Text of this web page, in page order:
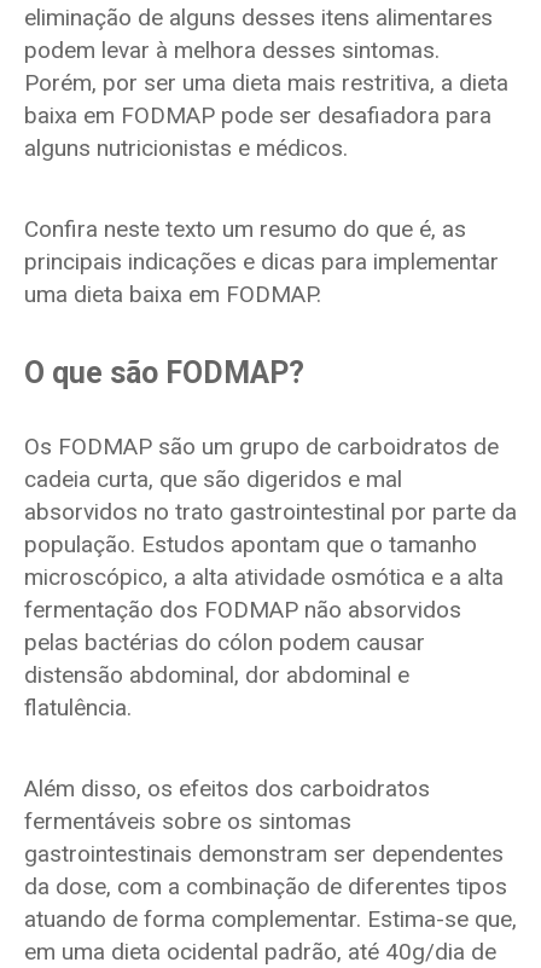
eliminação de alguns desses itens alimentares
podem levar à melhora desses sintomas.
Porém, por ser uma dieta mais restritiva, a dieta
baixa em FODMAP pode ser desafiadora para
alguns nutricionistas e médicos.
Confira neste texto um resumo do que é, as
principais indicações e dicas para implementar
uma dieta baixa em FODMAP.
O que são FODMAP?
Os FODMAP são um grupo de carboidratos de
cadeia curta, que são digeridos e mal
absorvidos no trato gastrointestinal por parte da
população. Estudos apontam que o tamanho
microscópico, a alta atividade osmótica e a alta
fermentação dos FODMAP não absorvidos
pelas bactérias do cólon podem causar
distensão abdominal, dor abdominal e
flatulência.
Além disso, os efeitos dos carboidratos
fermentáveis sobre os sintomas
gastrointestinais demonstram ser dependentes
da dose, com a combinação de diferentes tipos
atuando de forma complementar. Estima-se que,
em uma dieta ocidental padrão, até 40g/dia de